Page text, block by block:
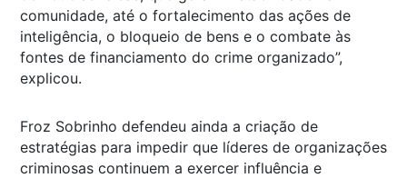
comunidade, até o fortalecimento das ações de
inteligência, o bloqueio de bens e o combate às
fontes de financiamento do crime organizado”,
explicou.
Froz Sobrinho defendeu ainda a criação de
estratégias para impedir que líderes de organizações
criminosas continuem a exercer influência e